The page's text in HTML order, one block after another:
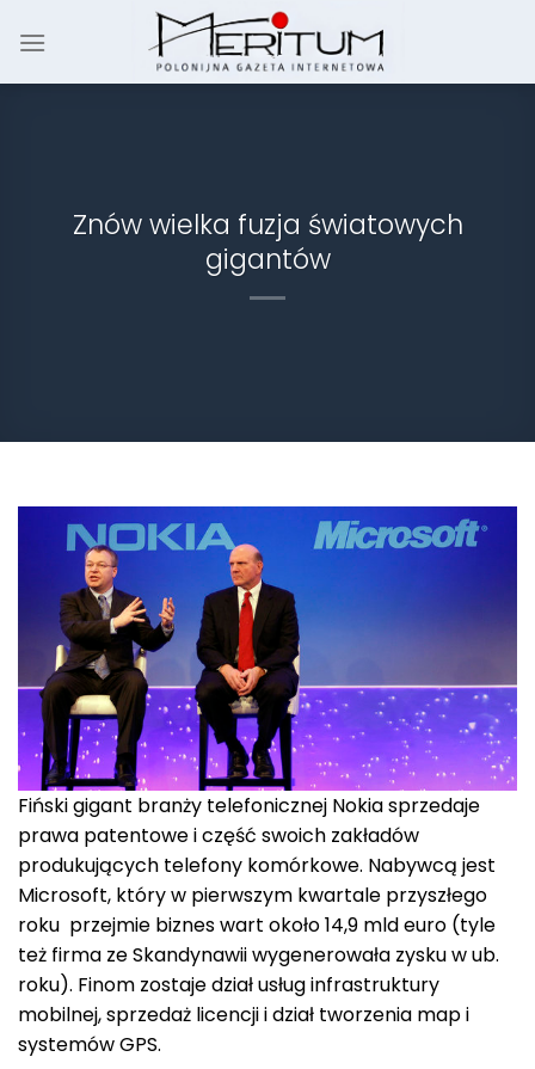
Znów wielka fuzja światowych
gigantów
Fiński gigant branży telefonicznej Nokia sprzedaje
prawa patentowe i część swoich zakładów
produkujących telefony komórkowe. Nabywcą jest
Microsoft, który w pierwszym kwartale przyszłego
roku przejmie biznes wart około 14,9 mld euro (tyle
też firma ze Skandynawii wygenerowała zysku w ub.
roku). Finom zostaje dział usług infrastruktury
mobilnej, sprzedaż licencji i dział tworzenia map i
systemów GPS.